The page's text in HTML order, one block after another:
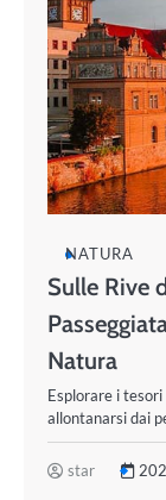
NATURA
Sulle Rive
Natura
Esplorare i
allontanarsi dai
star